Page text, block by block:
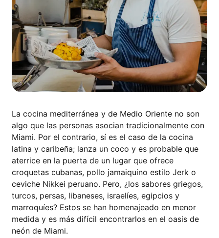
La cocina mediterránea y de Medio Oriente no son
algo que las personas asocian tradicionalmente con
Miami. Por el contrario, sí es el caso de la cocina
latina y caribeña; lanza un coco y es probable que
aterrice en la puerta de un lugar que ofrece
croquetas cubanas, pollo jamaiquino estilo Jerk o
ceviche Nikkei peruano. Pero, ¿los sabores griegos,
turcos, persas, libaneses, israelíes, egipcios y
marroquíes? Estos se han homenajeado en menor
medida y es más difícil encontrarlos en el oasis de
neón de Miami.